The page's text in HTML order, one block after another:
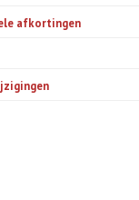
afkortingen